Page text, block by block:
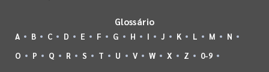
Glossário
A B C D E F G H I J K L M
N
O
P Q R S T U V W X Z 0-9